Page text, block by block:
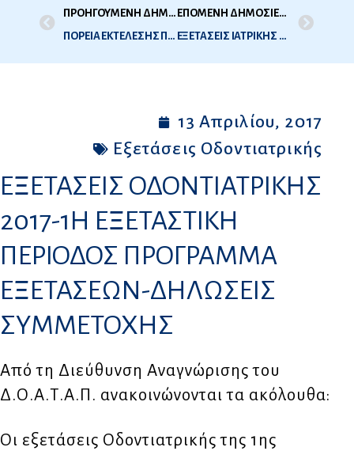
ΠΡΟΗΓΟΥΜΕΝΗ ΔΗΜΟΣΙΕΥΣΗ
ΠΟΡΕΙΑ ΕΚΤΕΛΕΣΗΣ ΠΡΟΥΠΟΛΟΓΙΣΜΟΥ ΙΑΝΟΥΑΡΙΟΥ 2017
ΕΠΟΜΕΝΗ ΔΗΜΟΣΙΕΥΣΗ
ΕΞΕΤΑΣΕΙΣ ΙΑΤΡΙΚΗΣ 2017 – 1Η ΕΞΕΤΑΣΤΙΚΗ ΠΕΡΙΟΔΟΣ ΠΡΟΓΡΑΜΜΑ ΕΞΕΤΑΣΕΩΝ- ΔΗΛΩΣΕΙΣ ΣΥΜΜΕΤΟΧΗΣ
13 Απριλίου, 2017
Εξετάσεις Οδοντιατρικής
ΕΞΕΤΑΣΕΙΣ ΟΔΟΝΤΙΑΤΡΙΚΗΣ
2017-1Η ΕΞΕΤΑΣΤΙΚΗ
ΠΕΡΙΟΔΟΣ ΠΡΟΓΡΑΜΜΑ
ΕΞΕΤΑΣΕΩΝ-ΔΗΛΩΣΕΙΣ
ΣΥΜΜΕΤΟΧΗΣ
Από τη Διεύθυνση Αναγνώρισης του
Δ.Ο.Α.Τ.Α.Π. ανακοινώνονται τα ακόλουθα:
Οι εξετάσεις Οδοντιατρικής της 1ης